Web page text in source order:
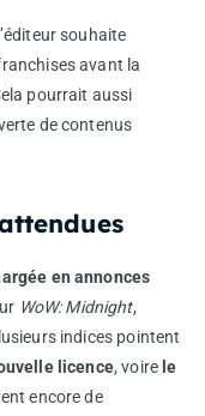
souhaite
avant la
pourrait aussi
de contenus
en annonces
WoW: Midnight,
indices pointent
licence, voire le
encore de